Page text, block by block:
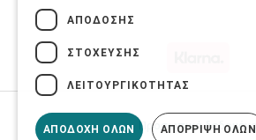
Προσωπικά δεδομένα
ΑΠΌΔΟΣΗΣ
ΣΤΌΧΕΥΣΗΣ
ΛΕΙΤΟΥΡΓΙΚΌΤΗΤΑΣ
ΑΠΟΔΟΧΉ ΌΛΩΝ ΑΠΌΡΡΙΨΗ ΌΛΩΝ